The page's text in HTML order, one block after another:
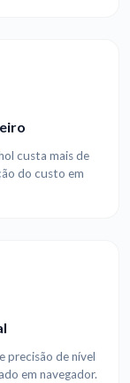
custa mais de
do custo em
precisão de nível
em navegador.